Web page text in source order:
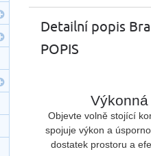
Detailní popis
POPIS
Objevte volně stojící
spojuje výkon a
dostatek prostoru a